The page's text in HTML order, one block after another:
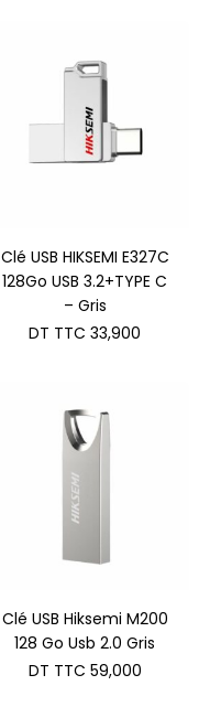
Clé USB HIKSEMI E327C
128Go USB 3.2+TYPE C
– Gris
DT TTC 33,900
Clé USB Hiksemi M200
128 Go Usb 2.0 Gris
DT TTC 59,000